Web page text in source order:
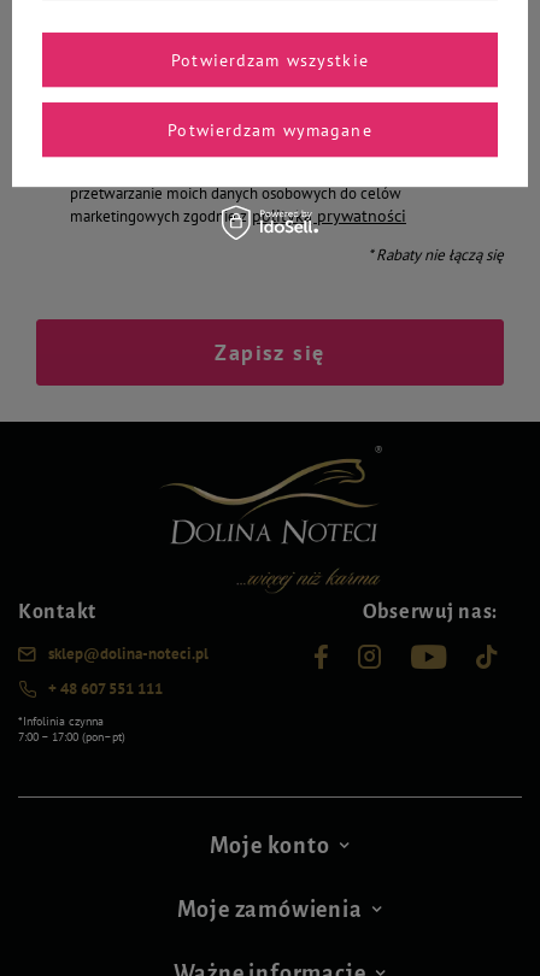
przetwarzanie moich danych osobowych do celów
marketingowych zgodnie z polityką prywatności
* Rabaty nie łączą się
Zapisz się
Kontakt
sklep@dolina-noteci.pl
+ 48 607 551 111
*Infolinia czynna
7:00 – 17:00 (pon–pt)
Obserwuj nas:
Moje konto
Moje zamówienia
Potwierdzam wymagane
Potwierdzam wszystkie